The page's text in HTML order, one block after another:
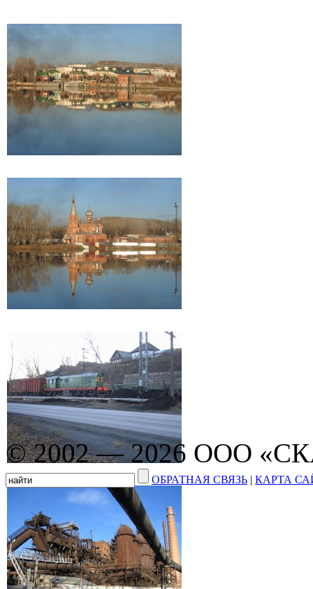
© 2002 — 2026 ООО
ОБРАТНАЯ СВЯЗЬ | КАРТА